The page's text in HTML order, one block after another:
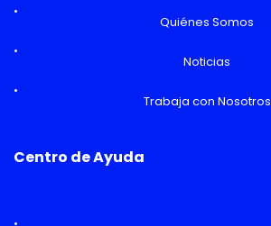
Quiénes Somos
Noticias
Trabaja con Nosotros
Centro de Ayuda